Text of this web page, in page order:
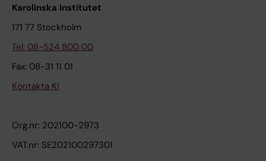
Karolinska Institutet
171 77 Stockholm
Tel: 08-524 800 00
Fax: 08-31 11 01
Kontakta KI
Org.nr: 202100-2973
VAT.nr: SE202100297301